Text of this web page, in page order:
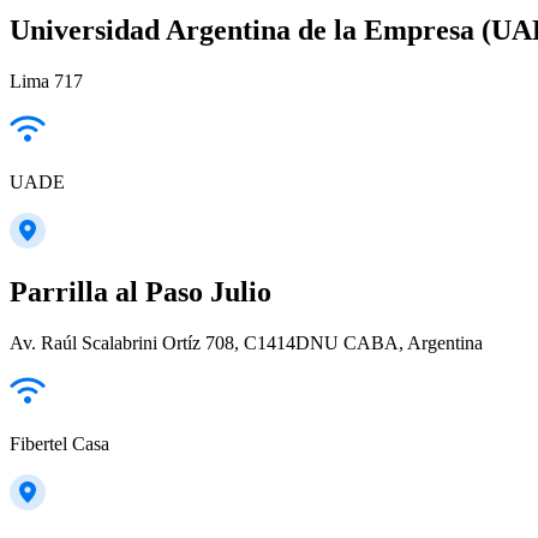
Universidad Argentina de la Empresa
Lima 717
UADE
Parrilla al Paso Julio
Av. Raúl Scalabrini Ortíz 708, C1414DNU CABA, Argentina
Fibertel Casa